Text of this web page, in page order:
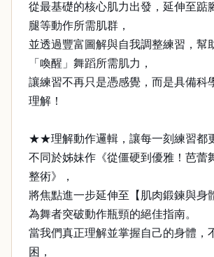
從最基礎的核心肌力出發，延伸至踮
腿等動作所需肌群，
並透過豐富圖解與自我調整練習，幫
「喚醒」舞蹈所需肌力，
讓練習不再只是憑感覺，而是具備科
理解！
★★理解動作邏輯，讓每一刻練習
不同於姊妹作《從僵硬到優雅！芭蕾
整術》，
將焦點進一步延伸至【肌肉鍛鍊與身
為舞者突破動作瓶頸的絕佳指南。
當我們真正理解並掌握自己的身體，
困，